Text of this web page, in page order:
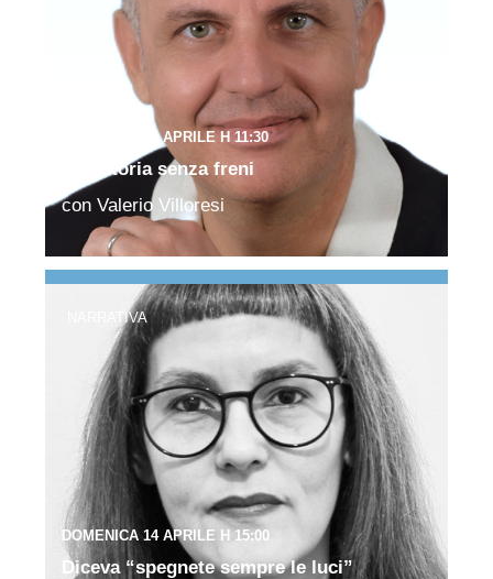
DOMENICA 14 APRILE H 11:30
Una storia senza freni
con Valerio Villoresi
NARRATIVA
DOMENICA 14 APRILE H 15:00
Diceva “spegnete sempre le luci”